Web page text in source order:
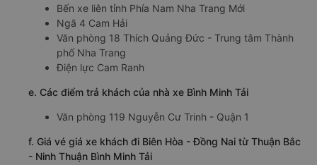
Bến xe liên tỉnh Phía Nam Nha Trang Mới
Ngã 4 Cam Hải
Văn phòng 18 Thích Quảng Đức - Trung tâm Thành
phố Nha Trang
Điện lực Cam Ranh
e. Các điểm trả khách của nhà xe Bình Minh Tải
Văn phòng 119 Nguyễn Cư Trinh - Quận 1
f. Giá vé giá xe khách đi Biên Hòa - Đồng Nai từ Thuận Bắc
- Ninh Thuận Bình Minh Tải